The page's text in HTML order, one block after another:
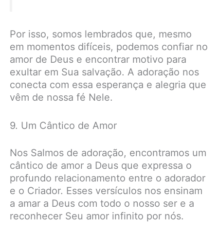
Por isso, somos lembrados que, mesmo
em momentos difíceis, podemos confiar no
amor de Deus e encontrar motivo para
exultar em Sua salvação. A adoração nos
conecta com essa esperança e alegria que
vêm de nossa fé Nele.
9. Um Cântico de Amor
Nos Salmos de adoração, encontramos um
cântico de amor a Deus que expressa o
profundo relacionamento entre o adorador
e o Criador. Esses versículos nos ensinam
a amar a Deus com todo o nosso ser e a
reconhecer Seu amor infinito por nós.